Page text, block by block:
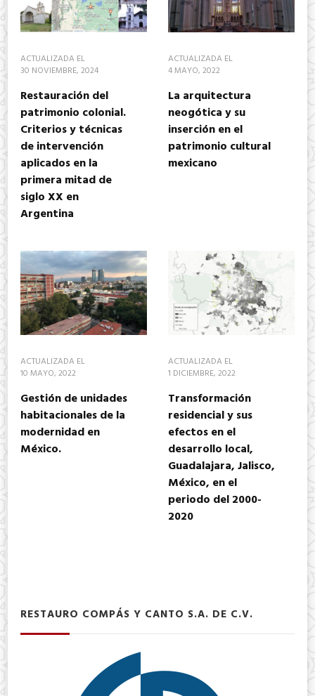
ACTUALIZADA EL
30 NOVIEMBRE, 2024
Restauración del
patrimonio colonial.
Criterios y técnicas
de intervención
aplicados en la
primera mitad de
siglo XX en
Argentina
ACTUALIZADA EL
4 MAYO, 2022
La arquitectura
neogótica y su
inserción en el
patrimonio cultural
mexicano
ACTUALIZADA EL
10 MAYO, 2022
Gestión de unidades
habitacionales de la
modernidad en
México.
ACTUALIZADA EL
1 DICIEMBRE, 2022
Transformación
residencial y sus
efectos en el
desarrollo local,
Guadalajara, Jalisco,
México, en el
periodo del 2000-
2020
RESTAURO COMPÁS Y CANTO S.A. DE C.V.